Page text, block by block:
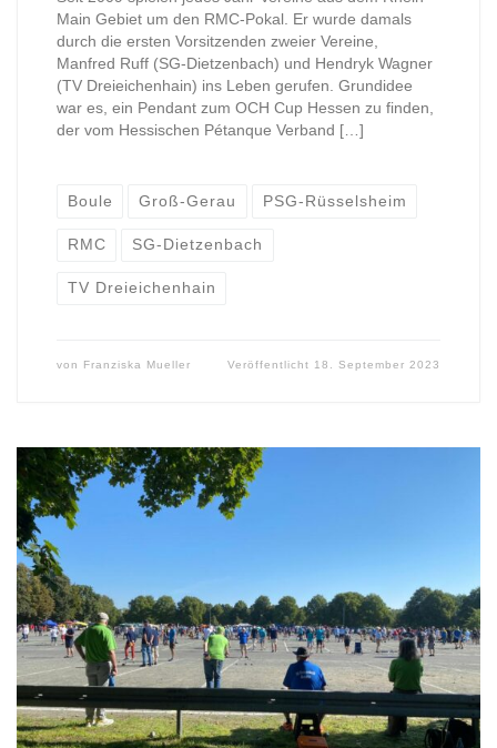
Main Gebiet um den RMC-Pokal. Er wurde damals
durch die ersten Vorsitzenden zweier Vereine,
Manfred Ruff (SG-Dietzenbach) und Hendryk Wagner
(TV Dreieichenhain) ins Leben gerufen. Grundidee
war es, ein Pendant zum OCH Cup Hessen zu finden,
der vom Hessischen Pétanque Verband […]
Boule Groß-Gerau PSG-Rüsselsheim
RMC SG-Dietzenbach
TV Dreieichenhain
von Franziska Mueller Veröffentlicht 18. September 2023